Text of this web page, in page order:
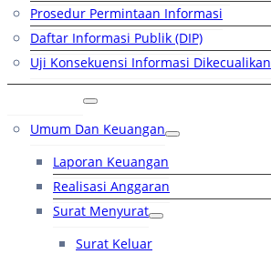
Prosedur Permintaan Informasi
Daftar Informasi Publik (DIP)
Uji Konsekuensi Informasi Dikecualikan
Umum Dan Keuangan
Laporan Keuangan
Realisasi Anggaran
Surat Menyurat
Surat Keluar